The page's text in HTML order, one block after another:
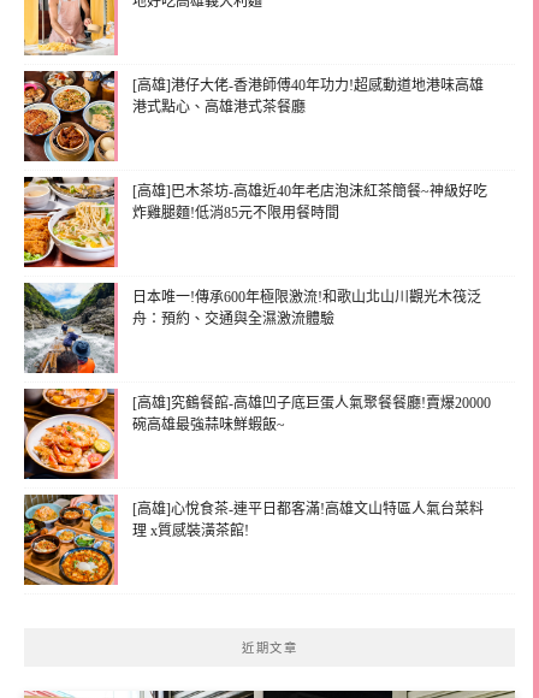
[高雄]港仔大佬-香港師傅40年功力!超感動道地港味高雄
港式點心、高雄港式茶餐廳
[高雄]巴木茶坊-高雄近40年老店泡沫紅茶簡餐~神級好吃
炸雞腿麵!低消85元不限用餐時間
日本唯一!傳承600年極限激流!和歌山北山川觀光木筏泛
舟：預約、交通與全濕激流體驗
[高雄]究鶴餐館-高雄凹子底巨蛋人氣聚餐餐廳!賣爆20000
碗高雄最強蒜味鮮蝦飯~
[高雄]心悅食茶-連平日都客滿!高雄文山特區人氣台菜料
理 x質感裝潢茶館!
近期文章